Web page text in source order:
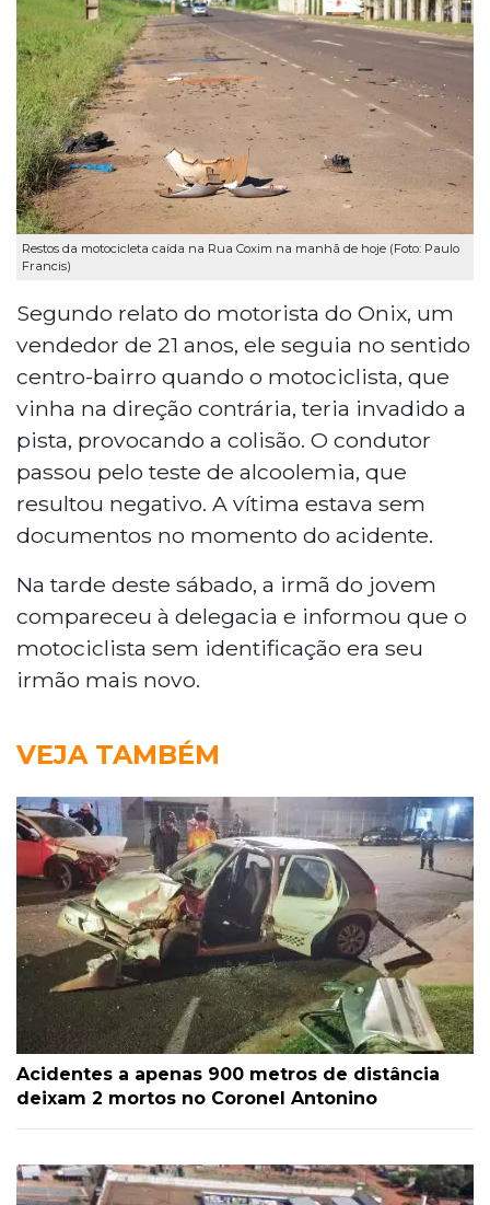
Restos da motocicleta caída na Rua Coxim na manhã de hoje (Foto: Paulo
Francis)
Segundo relato do motorista do Onix, um
vendedor de 21 anos, ele seguia no sentido
centro-bairro quando o motociclista, que
vinha na direção contrária, teria invadido a
pista, provocando a colisão. O condutor
passou pelo teste de alcoolemia, que
resultou negativo. A vítima estava sem
documentos no momento do acidente.
Na tarde deste sábado, a irmã do jovem
compareceu à delegacia e informou que o
motociclista sem identificação era seu
irmão mais novo.
VEJA TAMBÉM
Acidentes a apenas 900 metros de distância
deixam 2 mortos no Coronel Antonino